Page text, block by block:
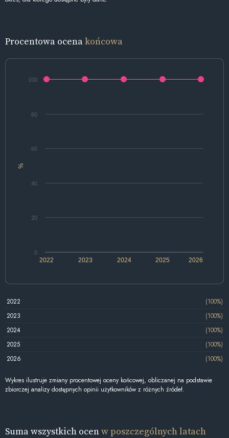
Procentowa ocenakońcowa
%
2022 2024 2026
2023 2025
0
20
40
60
80
100
2022
(100%)
2023
(100%)
2024
(100%)
2025
(100%)
2026
(100%)
Wykres ilustruje zmiany procentowej oceny końcowej, obliczanej na podstawie
zbiorczej analizy dostępnych opinii użytkowników z różnych źródeł.
Suma wszystkich ocenw poszczególnych latach